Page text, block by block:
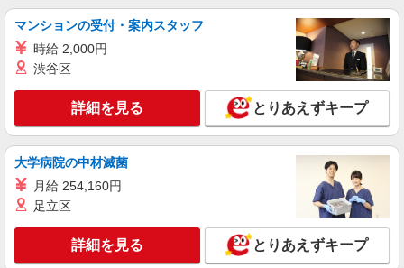
SOMPOケア ラヴィーレ光が丘公園/5007aa1
【実務者研修】 月給：269,500円 年収例：364
年収例：351万円〜 ※職務手当、（東京都）居住
支援特別手当、日祝手当（月平均2回分）、夜勤手
当（月平均5回分）等、毎月平均的に支払われる手
当を含みます。 ※居住支援特別手当は勤続5年目
までの方はさらに1万円支給（再入社は除く） ◎
賞与：基本給2.08ヶ月分/年支給 ◎残業時は別途時
間外手当支給（超過1分〜）
東京都板橋区赤塚新町2-7-16
キープ 詳細を見る
正社員
そんぽの家 板橋徳丸/1007aa1
【介護福祉士】 月給：305,300円 年収例：410
マンションの受付・案内スタッフ
時給 2,000円
渋谷区
詳細を見る とりあえずキープ
大学病院の中材滅菌
月給 254,160円
足立区
詳細を見る とりあえずキープ